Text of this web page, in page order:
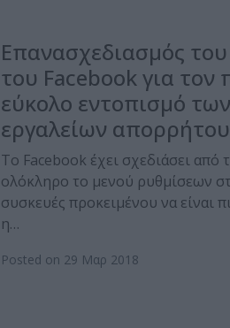
Επανασχεδιασμός
του Facebook για τον
εύκολο εντοπισμό των
εργαλείων
Το Facebook έχει σχεδιάσει από
ολόκληρο το μενού ρυθμίσεων
συσκευές προκειμένου να είναι
η…
Posted on 29 Μαρ 2018